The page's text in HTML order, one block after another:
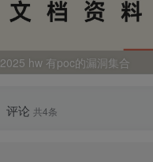
2025 hw 有poc的漏洞集合
评论 共4条